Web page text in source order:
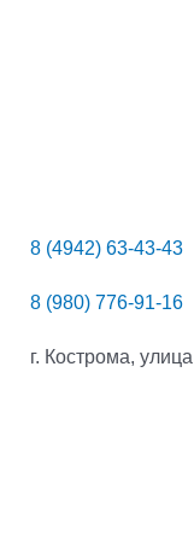
8 (4942) 63-43-43
8 (980) 776-91-16
г. Кострома,